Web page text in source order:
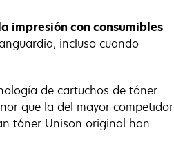
impresión con consumibles
incluso cuando
de cartuchos de tóner
que la del mayor competidor
tóner Unison original han